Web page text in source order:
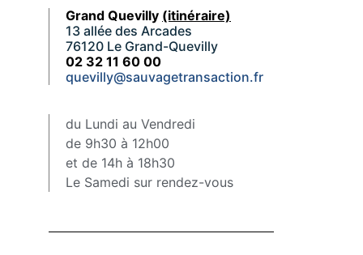
Grand Quevilly (itinéraire)
13 allée des Arcades
76120 Le Grand-Quevilly
02 32 11 60 00
quevilly@sauvagetransaction.fr
du Lundi au Vendredi
de 9h30 à 12h00
et de 14h à 18h30
Le Samedi sur rendez-vous